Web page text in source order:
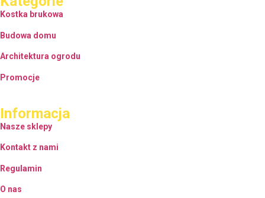
Kostka brukowa
Budowa domu
Architektura ogrodu
Promocje
Informacja
Nasze sklepy
Kontakt z nami
Regulamin
O nas